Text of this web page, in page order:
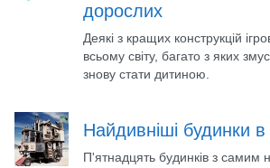
дорослих
Деякі з кращих конструкцій
всьому світу, багато з яких
знову стати дитиною.
Найдивніші будинки в
П'ятнадцять будинків з самим